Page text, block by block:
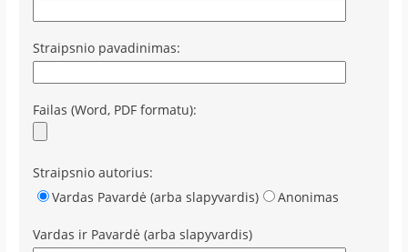
Straipsnio pavadinimas:
Failas (Word, PDF formatu):
Straipsnio autorius:
Vardas Pavardė (arba slapyvardis)
Anonimas
Vardas ir Pavardė (arba slapyvardis)